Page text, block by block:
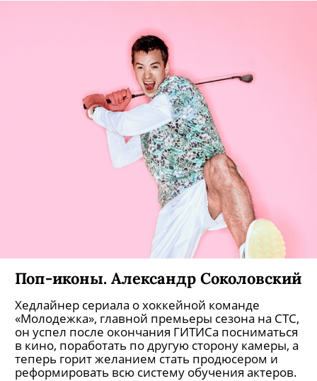
Поп-иконы. Александр Соколовский
Хедлайнер сериала о хоккейной команде
«Молодежка», главной премьеры сезона на СТС,
он успел после окончания ГИТИСа посниматься
в кино, поработать по другую сторону камеры, а
теперь горит желанием стать продюсером и
реформировать всю систему обучения актеров.